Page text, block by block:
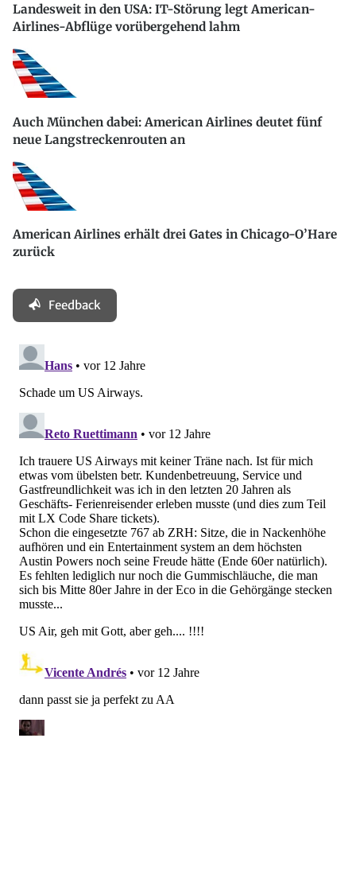
Landesweit in den USA: IT-Störung legt American-
Airlines-Abflüge vorübergehend lahm
Auch München dabei: American Airlines deutet fünf
neue Langstreckenrouten an
American Airlines erhält drei Gates in Chicago-O’Hare
zurück
Feedback